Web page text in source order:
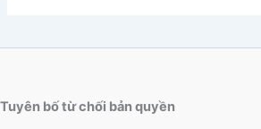
Tuyên bố từ chối bản quyền